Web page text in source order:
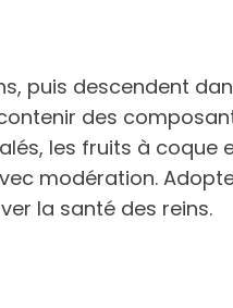
puis descendent
des
les fruits à coque
modération.
la santé des reins.